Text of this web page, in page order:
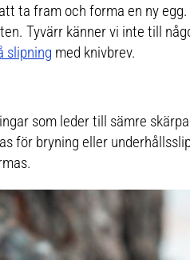
ta fram och forma en ny
Tyvärr känner vi inte till
slipning med knivbrev.
som leder till sämre
för bryning eller